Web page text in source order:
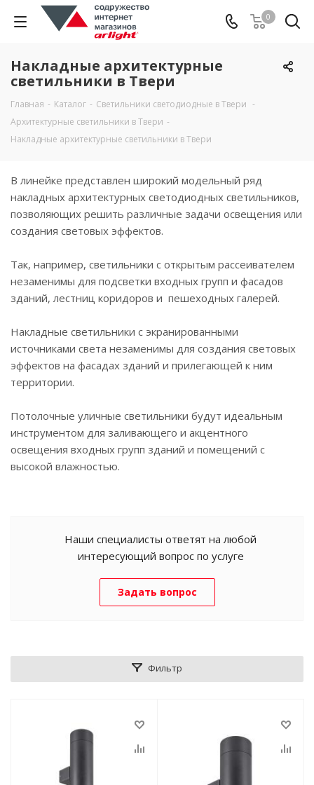
0
Накладные архитектурные
светильники в Твери
Главная - Каталог - Светильники светодиодные в Твери -
Архитектурные светильники в Твери -
Накладные архитектурные светильники в Твери
В линейке представлен широкий модельный ряд
накладных архитектурных светодиодных светильников,
позволяющих решить различные задачи освещения или
создания световых эффектов.
Так, например, светильники с открытым рассеивателем
незаменимы для подсветки входных групп и фасадов
зданий, лестниц коридоров и пешеходных галерей.
Накладные светильники с экранированными
источниками света незаменимы для создания световых
эффектов на фасадах зданий и прилегающей к ним
территории.
Потолочные уличные светильники будут идеальным
инструментом для заливающего и акцентного
освещения входных групп зданий и помещений с
высокой влажностью.
Наши специалисты ответят на любой
интересующий вопрос по услуге
Задать вопрос
Фильтр